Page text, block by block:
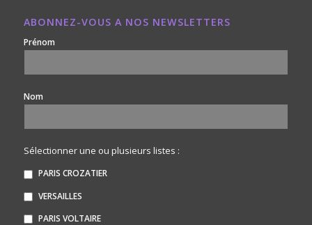
ABONNEZ-VOUS A NOS NEWSLETTERS
Prénom
Nom
Sélectionner une ou plusieurs listes :
PARIS CROZATIER
VERSAILLES
PARIS VOLTAIRE